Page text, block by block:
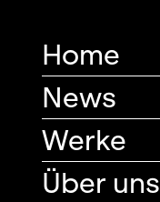
Home
News
Werke
Über uns